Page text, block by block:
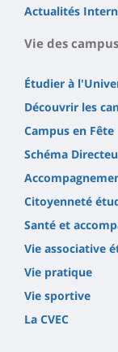
Actualités
Vie des campus
Étudier à
Découvrir les
Campus en Fête
Schéma
Citoyenneté
Santé et
Vie associative
Vie pratique
Vie sportive
La CVEC